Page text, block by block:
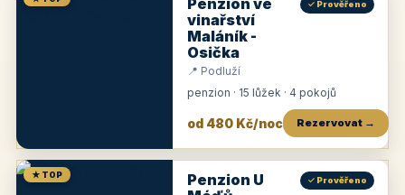
Penzion ve
vinařství
Maláník -
Osička
✓ Prověřeno
📍 Podluží
penzion · 15 lůžek · 4 pokojů
od 480 Kč/noc Rezervovat →
★ TOP
Penzion U
✓ Prověřeno